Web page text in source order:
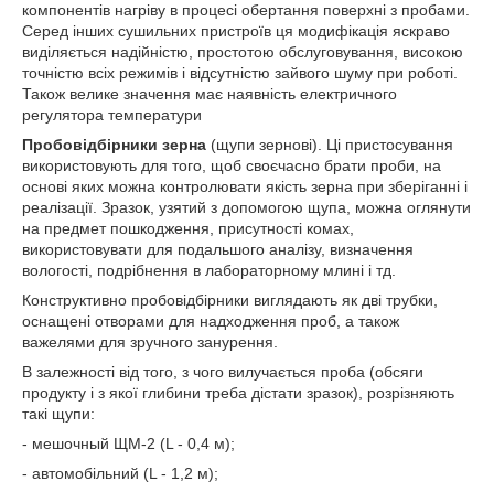
компонентів нагріву в процесі обертання поверхні з пробами.
Серед інших сушильних пристроїв ця модифікація яскраво
виділяється надійністю, простотою обслуговування, високою
точністю всіх режимів і відсутністю зайвого шуму при роботі.
Також велике значення має наявність електричного
регулятора температури
Пробовідбірники зерна (щупи зернові). Ці пристосування
використовують для того, щоб своєчасно брати проби, на
основі яких можна контролювати якість зерна при зберіганні і
реалізації. Зразок, узятий з допомогою щупа, можна оглянути
на предмет пошкодження, присутності комах,
використовувати для подальшого аналізу, визначення
вологості, подрібнення в лабораторному млині і тд.
Конструктивно пробовідбірники виглядають як дві трубки,
оснащені отворами для надходження проб, а також
важелями для зручного занурення.
В залежності від того, з чого вилучається проба (обсяги
продукту і з якої глибини треба дістати зразок), розрізняють
такі щупи:
- мешочный ЩМ-2 (L - 0,4 м);
- автомобільний (L - 1,2 м);